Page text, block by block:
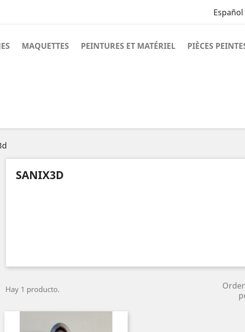
Español
MAQUETTES PEINTURES ET MATÉRIEL PIÈCES
SANIX3D
Hay 1 producto.